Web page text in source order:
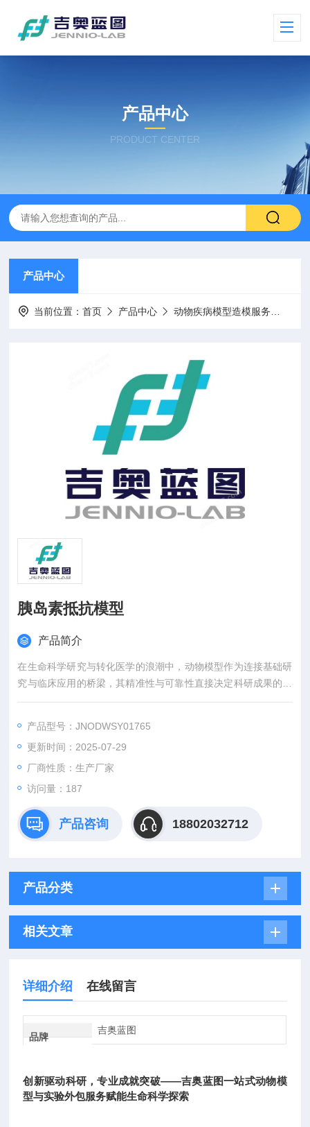
产品中心
PRODUCT CENTER
产品中心
当前位置：首页 产品中心 动物疾病模型造模服务
胰岛素抵抗模型
产品简介
在生命科学研究与转化医学的浪潮中，动物模型作为连接基础研
究与临床应用的桥梁，其精准性与可靠性直接决定科研成果的价
值。吉奥蓝图（JENNIO-LAB）深耕生物医学领域十余载，凭借
机构、药企及医疗机构提供覆盖动物模型构建、药效评价、数据
分析与成果转化的一站式解决方案，助力客户突破科研瓶颈，加
速创新成果落地。
产品型号：JNODWSY01765
更新时间：2025-07-29
厂商性质：生产厂家
访问量：187
产品咨询 18802032712
产品分类
相关文章
详细介绍 在线留言
品牌
吉奥蓝图
创新驱动科研，专业成就突破——吉奥蓝图一站式动物模
型与实验外包服务赋能生命科学探索